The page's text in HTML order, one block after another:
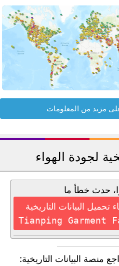
مزيد من المعلومات
لجودة الهواء
حدث خطأ ما
البيانات التاريخية
Tianping Garment
منصة البيانات التاريخية: